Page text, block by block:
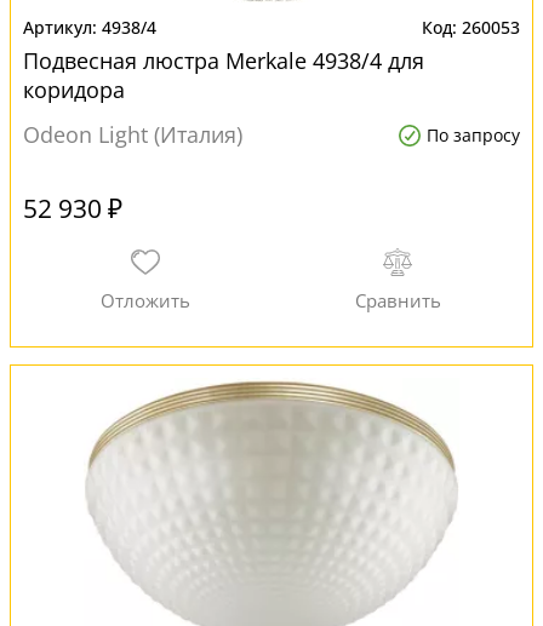
4938/4 260053
Подвесная люстра Merkale 4938/4 для
коридора
Odeon Light (Италия)
По запросу
52 930 ₽